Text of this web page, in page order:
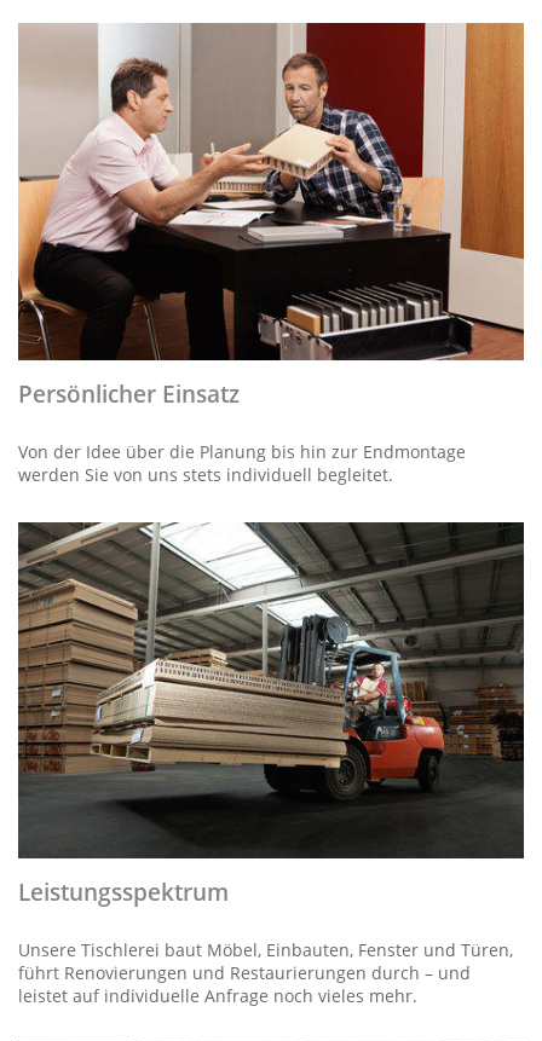
Persönlicher Einsatz
Von der Idee über die Planung bis hin zur Endmontage
werden Sie von uns stets individuell begleitet.
Leistungsspektrum
Unsere Tischlerei baut Möbel, Einbauten, Fenster und Türen,
führt Renovierungen und Restaurierungen durch – und
leistet auf individuelle Anfrage noch vieles mehr.